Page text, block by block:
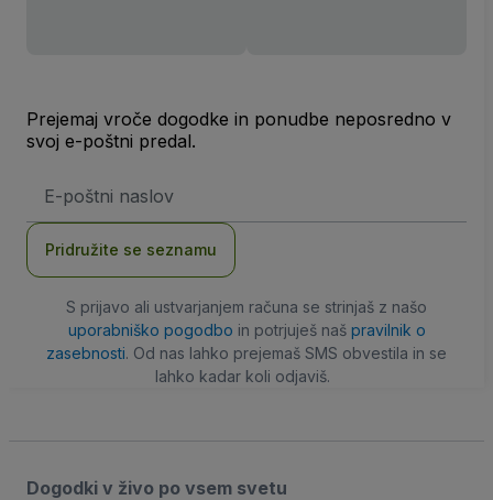
Prejemaj vroče dogodke in ponudbe neposredno v
svoj e-poštni predal.
naslov
Pridružite se seznamu
S prijavo ali ustvarjanjem računa se strinjaš z našo
uporabniško pogodbo in potrjuješ naš pravilnik o
zasebnosti. Od nas lahko prejemaš SMS obvestila in se
lahko kadar koli odjaviš.
Dogodki v živo po vsem svetu